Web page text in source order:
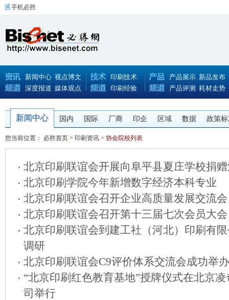
手机必胜
新闻中心 视点博文
深度报道 媒体观点
印刷技术
印刷经验
产品展示 新品发布
产品评测 耗材走势
新闻中心 国内 国际 厂商 印企 区域 数据 政策
您当前位置： 必胜首页 > 印刷资讯 > 协会院校列表
北京印刷联谊会开展向阜平县夏庄学校捐
北京印刷学院今年新增数字经济本科专业
北京印刷联谊会召开企业高质量发展交流会
北京印刷联谊会召开第十三届七次会员大会
北京印刷联谊会到建工社（河北）印刷有
调研
北京印刷联谊会C9评价体系交流会成功举办
“北京印刷红色教育基地”授牌仪式在北京
司举行